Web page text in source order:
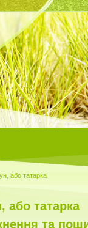
або татарка
або татарка
та